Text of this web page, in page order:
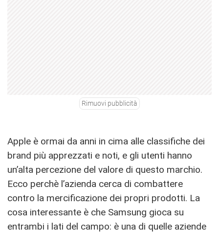
Rimuovi pubblicità
Apple è ormai da anni in cima alle classifiche dei
brand più apprezzati e noti, e gli utenti hanno
un’alta percezione del valore di questo marchio.
Ecco perchè l’azienda cerca di combattere
contro la mercificazione dei propri prodotti. La
cosa interessante è che Samsung gioca su
entrambi i lati del campo: è una di quelle aziende